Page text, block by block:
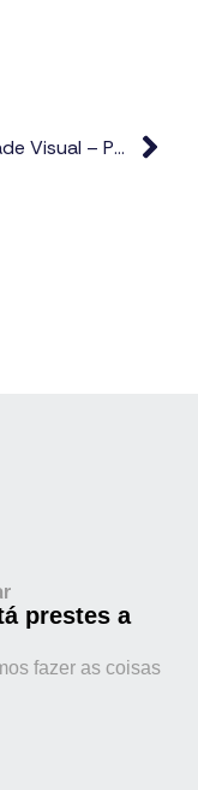
Identidade Visual – Perguntas Frequentes
prestes a
fazer as coisas